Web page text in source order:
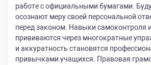
работе с официальными бумагами.
осознают меру своей персональной
перед законом. Навыки самоконтроля
прививаются через многократные
и аккуратность становятся
привычками учащихся. Правовая